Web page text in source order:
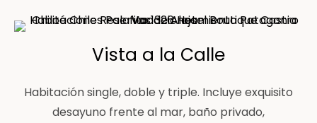
Vista a la Calle
Habitación single, doble y triple. Incluye exquisito
desayuno frente al mar, baño privado,